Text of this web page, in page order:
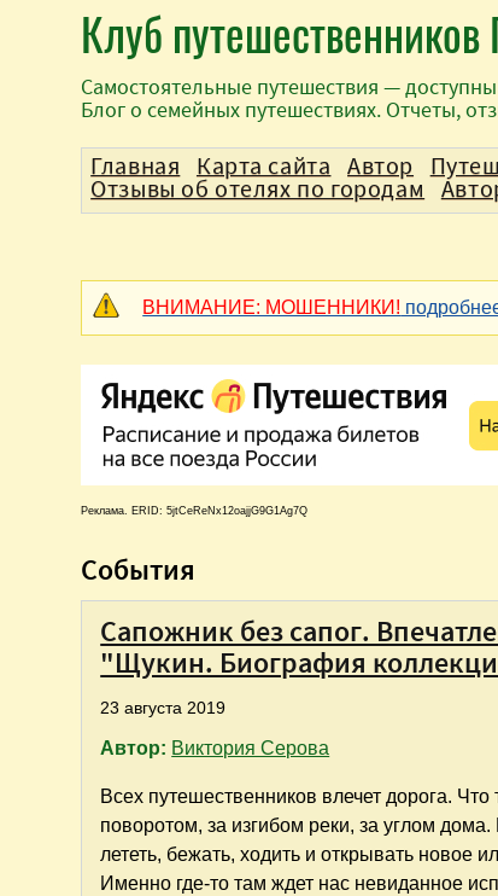
Клуб
Самостоятельные путешествия —
Блог о семейных путешествиях. Отчеты,
ВНИМАНИЕ: МОШЕННИКИ!
Реклама. ERID: 5jtCeReNx12oajjG9G1Ag7Q
События
Сапожник без сапог.
"Щукин. Биография
23 августа 2019
Автор: Виктория Серова
Всех путешественников влечет дорога. Что
поворотом, за изгибом реки, за углом
лететь, бежать, ходить и открывать новое
Именно где-то там ждет нас невиданное
Главная Карта сайта Автор
Отзывы об отелях по городам